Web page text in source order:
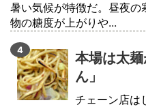
暑い気候が特徴だ。昼夜
物の糖度が上がりや...
本場は太
ん」
チェーン店は